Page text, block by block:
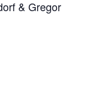
& Gregor